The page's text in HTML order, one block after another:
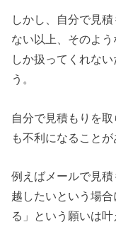
しかし、自分で見
ない以上、そのよ
しか扱ってくれな
う。
自分で見積もりを
も不利になることが
例えばメールで見
越したいという場
る」という願いは叶